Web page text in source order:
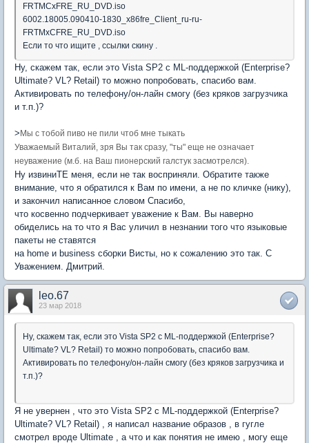
FRTMCxFRE_RU_DVD.iso
6002.18005.090410-1830_x86fre_Client_ru-ru-
FRTMxCFRE_RU_DVD.iso
Если то что ищите , ссылки скину .
Ну, скажем так, если это Vista SP2 c ML-поддержкой (Enterprise?
Ultimate? VL? Retail) то можно попробовать, спасибо вам.
Активировать по телефону/он-лайн смогу (без кряков загрузчика
и т.п.)?
> Мы с тобой пиво не пили чтоб мне тыкать
Уважаемый ​Виталий, зря Вы так сразу, "ты" еще не означает
неуважение (м.б. на Ваш пионерский галстук засмотрелся).
Ну извиниТЕ меня, если не так восприняли. Обратите также
внимание, что я обратился к Вам по имени, а не по кличке (нику),
и закончил написанное словом Спасибо,
что косвенно подчеркивает уважение к Вам. Вы наверно
обиделись на то что я Вас уличил в незнании того что языковые
пакеты не ставятся
на home и business сборки Висты, но к сожалению это так. С
Уважением. Дмитрий.
leo.67
23 мар 2018
Ну, скажем так, если это Vista SP2 c ML-поддержкой (Enterprise?
Ultimate? VL? Retail) то можно попробовать, спасибо вам.
Активировать по телефону/он-лайн смогу (без кряков загрузчика и
т.п.)?
Я не увернен , что это Vista SP2 c ML-поддержкой (Enterprise?
Ultimate? VL? Retail) , я написал название образов , в гугле
смотрел вроде Ultimate , а что и как понятия не имею , могу еще